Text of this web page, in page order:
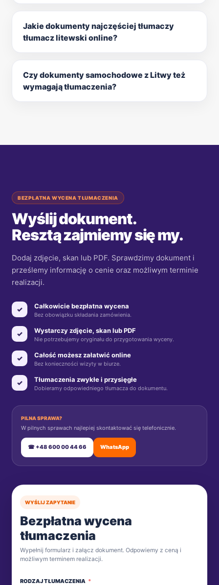
Jakie dokumenty najczęściej tłumaczy
tłumacz litewski online?
Czy dokumenty samochodowe z Litwy też
wymagają tłumaczenia?
BEZPŁATNA WYCENA TŁUMACZENIA
Wyślij dokument.
Resztą zajmiemy się my.
Dodaj zdjęcie, skan lub PDF. Sprawdzimy dokument i
prześlemy informację o cenie oraz możliwym terminie
realizacji.
✓ Całkowicie bezpłatna wycena
Bez obowiązku składania zamówienia.
✓ Wystarczy zdjęcie, skan lub PDF
Nie potrzebujemy oryginału do przygotowania wyceny.
✓ Całość możesz załatwić online
Bez konieczności wizyty w biurze.
✓ Tłumaczenia zwykłe i przysięgłe
Dobieramy odpowiedniego tłumacza do dokumentu.
PILNA SPRAWA?
W pilnych sprawach najlepiej skontaktować się telefonicznie.
☎ +48 600 00 44 66 WhatsApp
WYŚLIJ ZAPYTANIE
Bezpłatna wycena
tłumaczenia
Wypełnij formularz i załącz dokument. Odpowiemy z ceną i
możliwym terminem realizacji.
RODZAJ TŁUMACZENIA